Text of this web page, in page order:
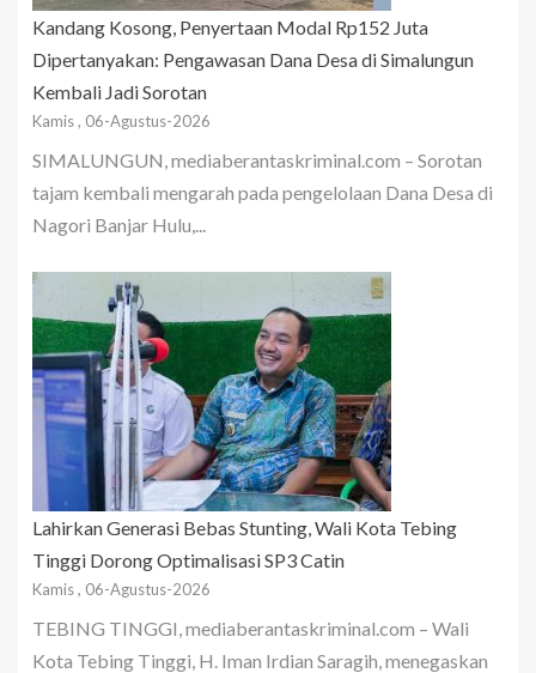
Kandang Kosong, Penyertaan Modal Rp152 Juta
Dipertanyakan: Pengawasan Dana Desa di Simalungun
Kembali Jadi Sorotan
Kamis , 06-Agustus-2026
SIMALUNGUN, mediaberantaskriminal.com – Sorotan
tajam kembali mengarah pada pengelolaan Dana Desa di
Nagori Banjar Hulu,...
Lahirkan Generasi Bebas Stunting, Wali Kota Tebing
Tinggi Dorong Optimalisasi SP3 Catin
Kamis , 06-Agustus-2026
TEBING TINGGI, mediaberantaskriminal.com – Wali
Kota Tebing Tinggi, H. Iman Irdian Saragih, menegaskan